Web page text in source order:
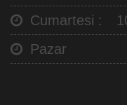
Cumartesi :
Pazar